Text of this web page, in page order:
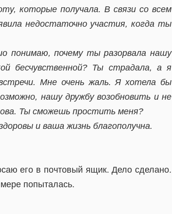
которые получала. В связи со всем
недостаточно участия, когда ты
понимаю, почему ты разорвала нашу
бесчувственной? Ты страдала, а я
Мне очень жаль. Я хотела бы
нашу дружбу возобновить и не
Ты сможешь простить меня?
и ваша жизнь благополучна.
его в почтовый ящик. Дело сделано.
попыталась.